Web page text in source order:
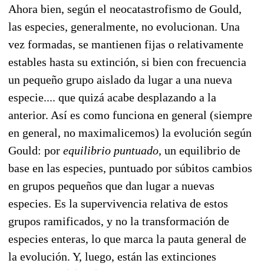
Ahora bien, según el neocatastrofismo de Gould,
las especies, generalmente, no evolucionan. Una
vez formadas, se mantienen fijas o relativamente
estables hasta su extinción, si bien con frecuencia
un pequeño grupo aislado da lugar a una nueva
especie.... que quizá acabe desplazando a la
anterior. Así es como funciona en general (siempre
en general, no maximalicemos) la evolución según
Gould: por equilibrio puntuado, un equilibrio de
base en las especies, puntuado por súbitos cambios
en grupos pequeños que dan lugar a nuevas
especies. Es la supervivencia relativa de estos
grupos ramificados, y no la transformación de
especies enteras, lo que marca la pauta general de
la evolución. Y, luego, están las extinciones